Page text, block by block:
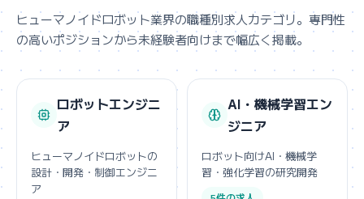
ヒューマノイドロボット業界の職種別求人カテゴリ。専門性
の高いポジションから未経験者向けまで幅広く掲載。
ロボットエンジニ
ア
ヒューマノイドロボットの
設計・開発・制御エンジニ
ア
AI・機械学習エン
ジニア
ロボット向けAI・機械学
習・強化学習の研究開発